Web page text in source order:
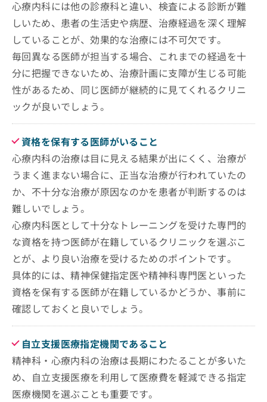
心療内科には他の診療科と違い、検査による診断が難
しいため、患者の生活史や病歴、治療経過を深く理解
していることが、効果的な治療には不可欠です。
毎回異なる医師が担当する場合、これまでの経過を十
分に把握できないため、治療計画に支障が生じる可能
性があるため、同じ医師が継続的に見てくれるクリニ
ックが良いでしょう。
資格を保有する医師がいること
心療内科の治療は目に見える結果が出にくく、治療が
うまく進まない場合に、正当な治療が行われていたの
か、不十分な治療が原因なのかを患者が判断するのは
難しいでしょう。
心療内科医として十分なトレーニングを受けた専門的
な資格を持つ医師が在籍しているクリニックを選ぶこ
とが、より良い治療を受けるためのポイントです。
具体的には、精神保健指定医や精神科専門医といった
資格を保有する医師が在籍しているかどうか、事前に
確認しておくと良いでしょう。
自立支援医療指定機関であること
精神科・心療内科の治療は長期にわたることが多いた
め、自立支援医療を利用して医療費を軽減できる指定
医療機関を選ぶことも重要です。